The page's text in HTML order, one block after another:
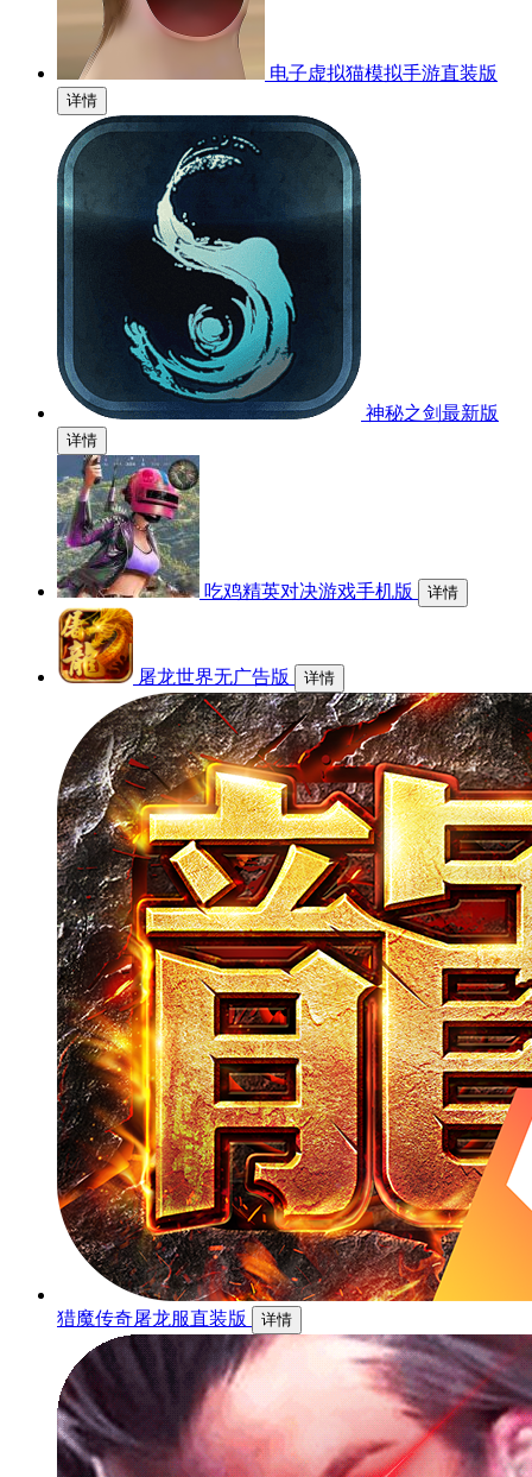
电子虚拟猫模拟手游直装版
详情
神秘之剑最新版
详情
吃鸡精英对决游戏手机版 详情
屠龙世界无广告版 详情
猎魔传奇屠龙服直装版 详情